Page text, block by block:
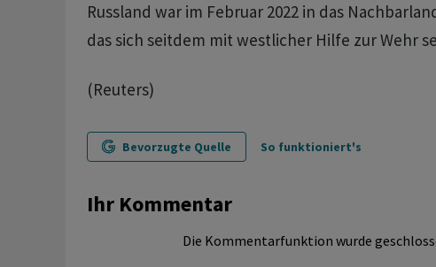
Russland war im Februar 2022 in das
das sich seitdem mit westlicher Hilfe zur Wehr
(Reuters)
Bevorzugte Quelle So funktioniert's
Ihr Kommentar
Die Kommentarfunktion wurde